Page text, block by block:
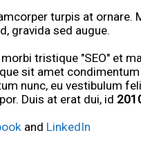
turpis at ornare.
gravida sed augue.
tristique "SEO" et
sit amet
nunc, eu vestibulum
Duis at erat dui, id
and LinkedIn